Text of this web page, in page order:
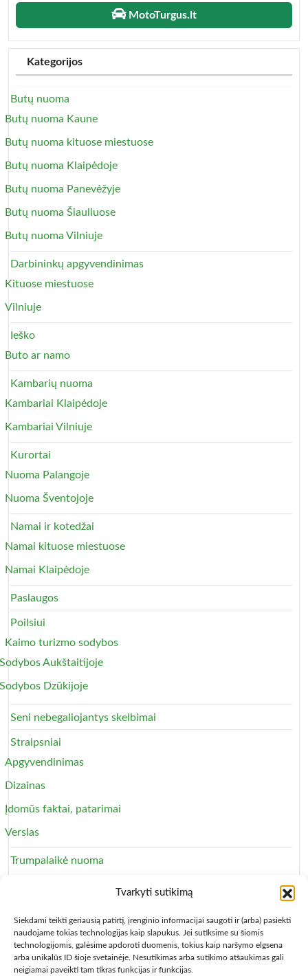
Tvarkyti sutikimą
Siekdami teikti geriausią patirtį, įrenginio informacijai saugoti ir (arba) pasiekti
naudojame tokias technologijas kaip slapukus. Jei sutiksime su šiomis
technologijomis, galėsime apdoroti duomenis, tokius kaip naršymo elgsena
arba unikalūs ID šioje svetainėje. Nesutikimas arba sutikimo atšaukimas gali
neigiamai paveikti tam tikras funkcijas ir funkcijas.
MotoTurgus.lt
Kategorijos
Butų nuoma
Butų nuoma Kaune
Butų nuoma kituose miestuose
Butų nuoma Klaipėdoje
Butų nuoma Panevėžyje
Butų nuoma Šiauliuose
Butų nuoma Vilniuje
Darbininkų apgyvendinimas
Kituose miestuose
Vilniuje
Ieško
Buto ar namo
Kambarių nuoma
Kambariai Klaipėdoje
Kambariai Vilniuje
Kurortai
Nuoma Palangoje
Nuoma Šventojoje
Namai ir kotedžai
Namai kituose miestuose
Namai Klaipėdoje
Paslaugos
Poilsiui
Kaimo turizmo sodybos
Sodybos Aukštaitijoje
Sodybos Dzūkijoje
Seni nebegaliojantys skelbimai
Straipsniai
Apgyvendinimas
Dizainas
Įdomūs faktai, patarimai
Verslas
Trumpalaikė nuoma